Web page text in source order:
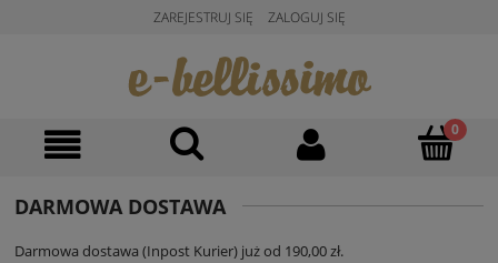
ZAREJESTRUJ SIĘ ZALOGUJ SIĘ
DARMOWA DOSTAWA
Darmowa dostawa (Inpost Kurier) już od 190,00 zł.